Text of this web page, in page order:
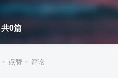
共0篇
点赞 评论